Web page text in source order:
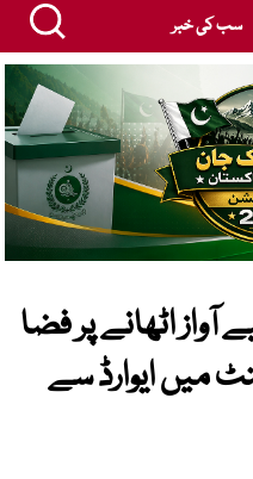
سب کی خبر
اٹھانے پر فضا
میں ایوارڈ سے